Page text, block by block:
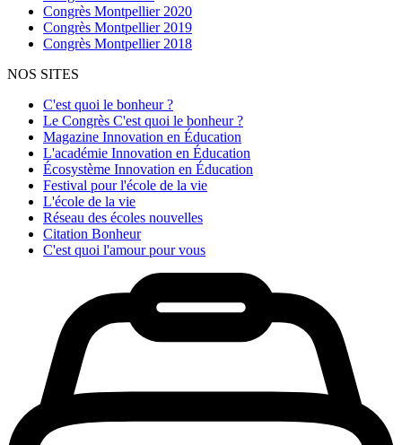
Congrès Montpellier 2020
Congrès Montpellier 2019
Congrès Montpellier 2018
NOS SITES
C'est quoi le bonheur ?
Le Congrès C'est quoi le bonheur ?
Magazine Innovation en Éducation
L'académie Innovation en Éducation
Écosystème Innovation en Éducation
Festival pour l'école de la vie
L'école de la vie
Réseau des écoles nouvelles
Citation Bonheur
C'est quoi l'amour pour vous